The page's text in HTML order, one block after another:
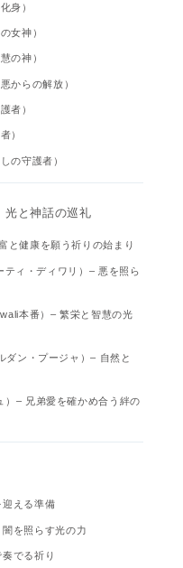
身）
女神）
の神）
からの解放）
者）
）
の守護者）
光と神話の巡礼
と健康を願う祈りの始まり
ィ・ディワリ）– 悪を照ら
本番）– 繁栄と智慧の光
ン・プージャ）– 自然と
）– 兄弟愛を確かめ合う絆の
える準備
を照らす光の力
でる祈り